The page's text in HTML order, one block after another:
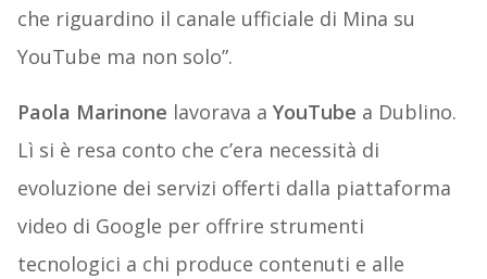
che riguardino il canale ufficiale di Mina su
YouTube ma non solo”.
Paola Marinone lavorava a YouTube a Dublino.
Lì si è resa conto che c’era necessità di
evoluzione dei servizi offerti dalla piattaforma
video di Google per offrire strumenti
tecnologici a chi produce contenuti e alle